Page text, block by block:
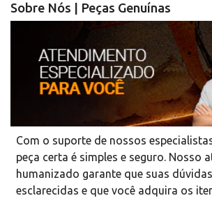
Sobre Nós | Peças Genuínas
Com o suporte de nossos
peça certa é simples e seguro. Nosso
humanizado garante que suas
esclarecidas e que você adquira os